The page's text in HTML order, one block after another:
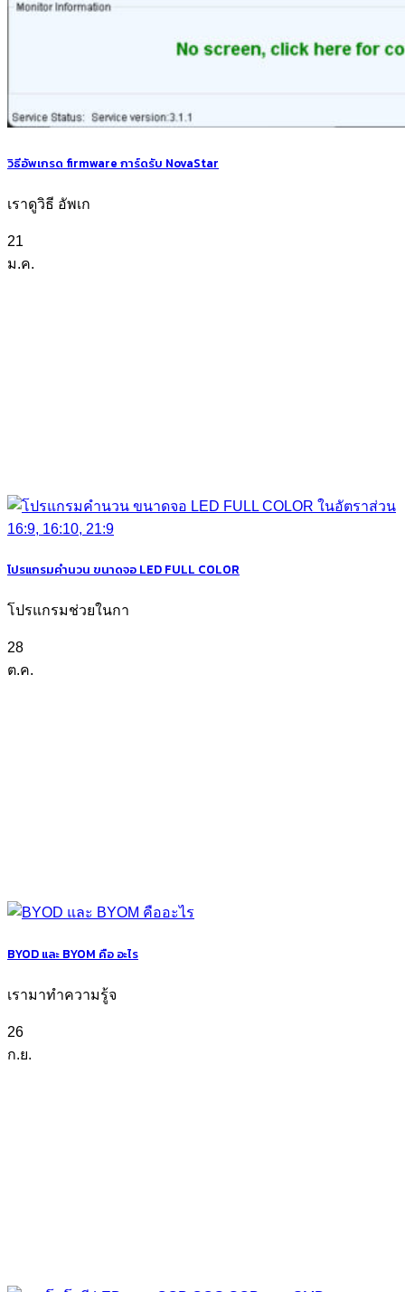
วิธีอัพเกรด firmware การ์ดรับ NovaStar
เราดูวิธี อัพเก
21
ม.ค.
โปรแกรมคำนวน ขนาดจอ LED FULL COLOR
โปรแกรมช่วยในกา
28
ต.ค.
BYOD และ BYOM คือ อะไร
เรามาทำความรู้จ
26
ก.ย.